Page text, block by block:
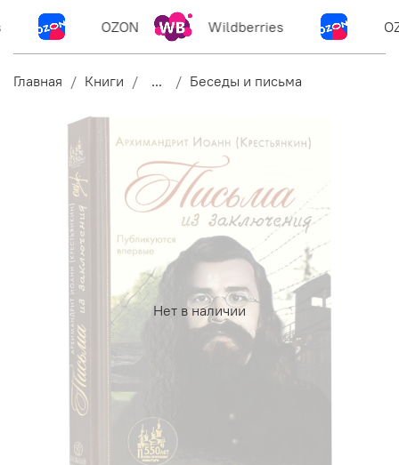
OZON Wildberries
Главная Книги ... Беседы и письма
Нет в наличии